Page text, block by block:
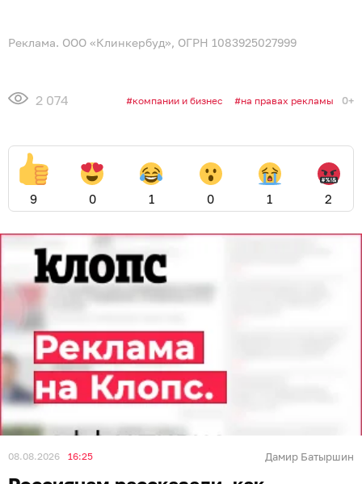
Реклама. ООО «Клинкербуд», ОГРН 1083925027999
2 074 компании и бизнес на правах рекламы 0+
9 0 1 0 1 2
08.08.2026 16:25 Дамир Батыршин